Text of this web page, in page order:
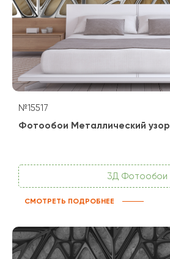
№15517
Фотообои Металлический узор
3Д Фотообои
СМОТРЕТЬ ПОДРОБНЕЕ